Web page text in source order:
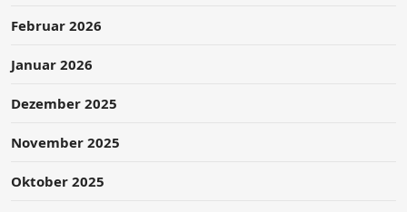
Februar 2026
Januar 2026
Dezember 2025
November 2025
Oktober 2025